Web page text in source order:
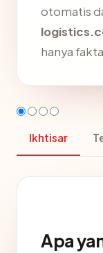
otomatis
hanya
Ikhtisar
Apa